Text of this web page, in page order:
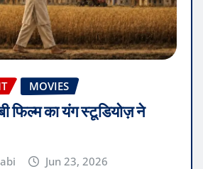
MOVIES
फिल्म का यंग स्टूडियोज़ ने
Jun 23, 2026